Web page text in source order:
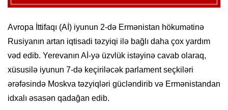
Avropa İttifaqı (Aİ) iyunun 2-də Ermənistan hökumətinə
Rusiyanın artan iqtisadi təzyiqi ilə bağlı daha çox yardım
vəd edib. Yerevanın Aİ-yə üzvlük istəyinə cavab olaraq,
xüsusilə iyunun 7-də keçiriləcək parlament seçkiləri
ərəfəsində Moskva təzyiqləri gücləndirib və Ermənistandan
idxalı əsasən qadağan edib.